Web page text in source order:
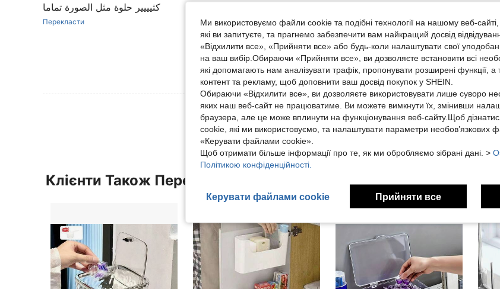
كثيييير حلوة مثل الصورة تماما
Перекласти
Корисний (1)
Переглянути Більше Відгуків
Клієнти Також Переглядали
Ми використовуємо файли cookie та подібні технології на нашому веб-
які ви запитуєте, та прагнемо забезпечити вам найкращий досвід
«Відхилити все», «Прийняти все» або будь-коли налаштувати свої
на ваш вибір.Обираючи «Прийняти все», ви дозволяєте встановити всі
які допомагають нам аналізувати трафік, пропонувати розширені функції, а
контент та рекламу, щоб доповнити ваш досвід покупок у SHEIN.
Обираючи «Відхилити все», ви дозволяєте використовувати лише суворо
яких наш веб-сайт не працюватиме. Ви можете вимкнути їх, змінивши
браузера, але це може вплинути на функціонування веб-сайту.Щоб
cookie, які ми використовуємо, та налаштувати параметри необов’язкових
«Керувати файлами cookie».
Щоб отримати більше інформації про те, як ми обробляємо зібрані дані. >
Політикою конфіденційності.
Керувати файлами cookie Прийняти все